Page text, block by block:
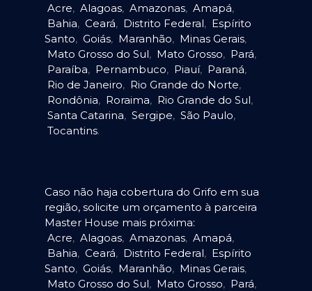
Acre, Alagoas, Amazonas, Amapá,
Bahia, Ceará, Distrito Federal, Espírito
Santo, Goiás, Maranhão, Minas Gerais,
Mato Grosso do Sul, Mato Grosso, Pará,
Paraíba, Pernambuco, Piauí, Paraná,
Rio de Janeiro, Rio Grande do Norte,
Rondônia, Roraima, Rio Grande do Sul,
Santa Catarina, Sergipe, São Paulo,
Tocantins.
Caso não haja cobertura do Grifo em sua
região, solicite um orçamento à parceira
Master House mais próxima:
Acre, Alagoas, Amazonas, Amapá,
Bahia, Ceará, Distrito Federal, Espírito
Santo, Goiás, Maranhão, Minas Gerais,
Mato Grosso do Sul, Mato Grosso, Pará,